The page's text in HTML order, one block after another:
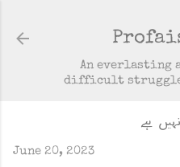
An everlasting
difficult struggle
ہے
June 20, 2023